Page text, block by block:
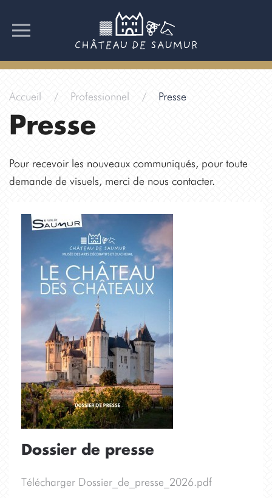
Accueil Professionnel Presse
Presse
Pour recevoir les nouveaux communiqués, pour toute
demande de visuels, merci de nous contacter.
Dossier de presse
Télécharger Dossier_de_presse_2026.pdf